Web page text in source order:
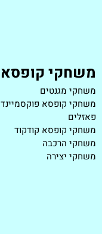
משחקי קופסא
משחקי מגנטים
משחקי קופסא פוקסמיינד
פאזלים
משחקי קופסא קודקוד
משחקי הרכבה
משחקי יצירה